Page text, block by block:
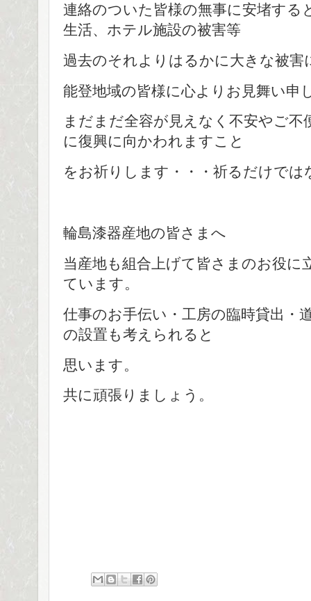
連絡のついた皆様の無事に安堵する
生活、ホテル施設の被害等
過去のそれよりはるかに大きな被害
能登地域の皆様に心よりお見舞い申
まだまだ全容が見えなく不安やご
に復興に向かわれますこと
をお祈りします・・・祈るだけでは
輪島漆器産地の皆さまへ
当産地も組合上げて皆さまのお役に
ています。
仕事のお手伝い・工房の臨時貸出・
の設置も考えられると
思います。
共に頑張りましょう。